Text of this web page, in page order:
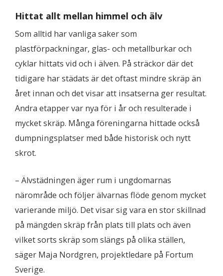
Hittat allt mellan himmel och älv
Som alltid har vanliga saker som
plastförpackningar, glas- och metallburkar och
cyklar hittats vid och i älven. På sträckor där det
tidigare har städats är det oftast mindre skräp än
året innan och det visar att insatserna ger resultat.
Andra etapper var nya för i år och resulterade i
mycket skräp. Många föreningarna hittade också
dumpningsplatser med både historisk och nytt
skrot.
– Älvstädningen äger rum i ungdomarnas
närområde och följer älvarnas flöde genom mycket
varierande miljö. Det visar sig vara en stor skillnad
på mängden skräp från plats till plats och även
vilket sorts skräp som slängs på olika ställen,
säger Maja Nordgren, projektledare på Fortum
Sverige.